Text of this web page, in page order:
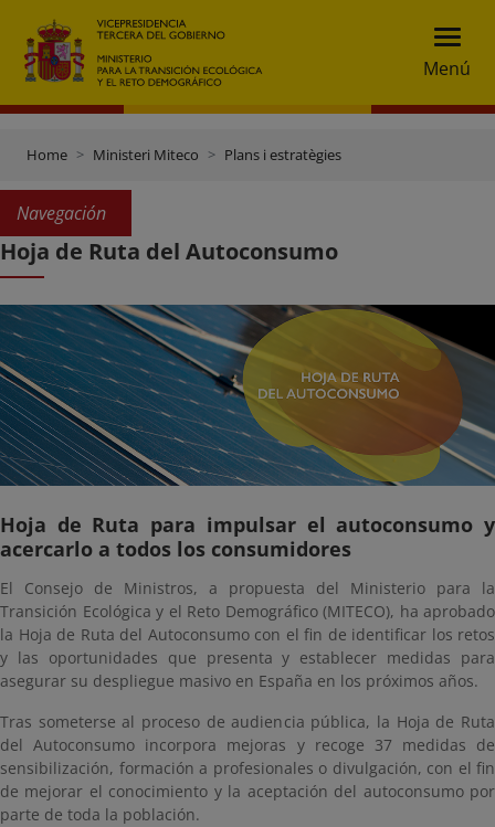
Menú
Home Ministeri Miteco Plans i estratègies
Navegación
Hoja de Ruta del Autoconsumo
Hoja de Ruta para impulsar el autoconsumo y
acercarlo a todos los consumidores
El Consejo de Ministros, a propuesta del Ministerio para la
Transición Ecológica y el Reto Demográfico (MITECO), ha aprobado
la Hoja de Ruta del Autoconsumo con el fin de identificar los retos
y las oportunidades que presenta y establecer medidas para
asegurar su despliegue masivo en España en los próximos años.
Tras someterse al proceso de audiencia pública, la Hoja de Ruta
del Autoconsumo incorpora mejoras y recoge 37 medidas de
sensibilización, formación a profesionales o divulgación, con el fin
de mejorar el conocimiento y la aceptación del autoconsumo por
parte de toda la población.